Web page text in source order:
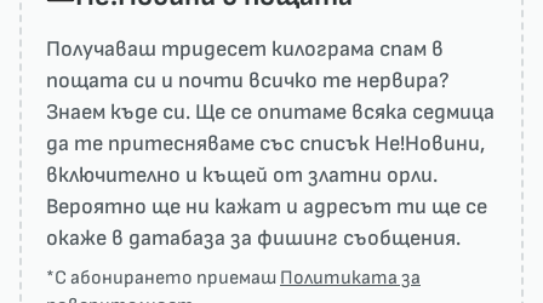
Получаваш тридесет килограма спам в
пощата си и почти всичко те нервира?
Знаем къде си. Ще се опитаме всяка седмица
да те притесняваме със списък He!Новини,
включително и къщей от златни орли.
Вероятно ще ни кажат и адресът ти ще се
окаже в датабаза за фишинг съобщения.
*С абонирането приемаш Политиката за